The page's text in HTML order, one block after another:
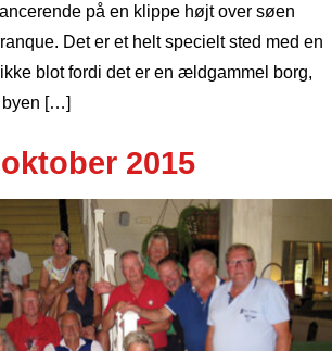
på en klippe højt over søen
Det er et helt specielt sted med en
blot fordi det er en ældgammel borg,
byen […]
2015